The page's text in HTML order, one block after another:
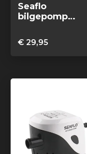
Seaflo
bilgepomp
GPH
€ 29,95